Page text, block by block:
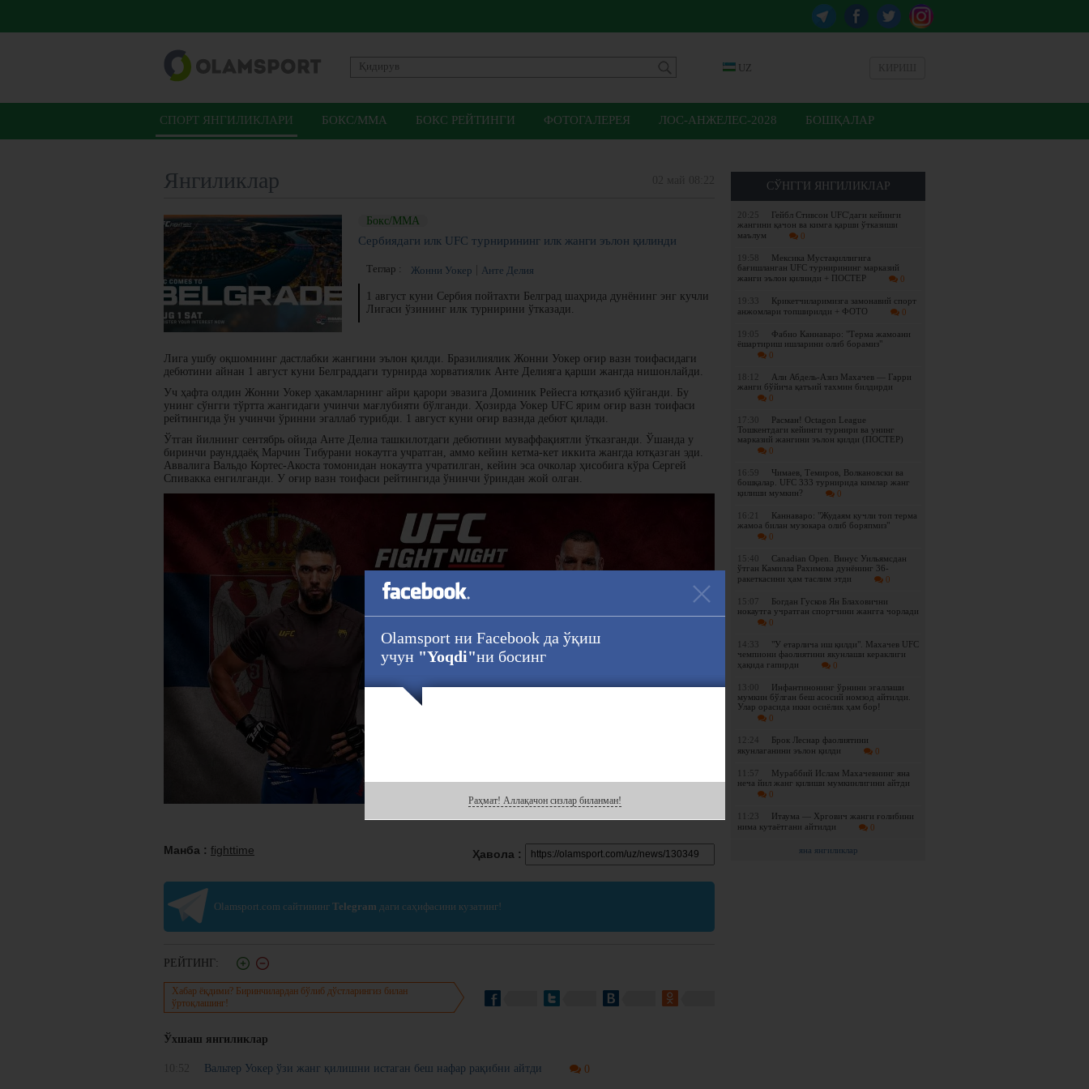
UZ
СПОРТ ЯНГИЛИКЛАРИ БОКС/ММА БОКС РЕЙТИНГИ ФОТОГАЛЕРЕЯ ЛОС-АНЖЕЛЕС-2028 БОШҚАЛАР
СЎНГГИ ЯНГИЛИКЛАР
20:25
Гейбл Стивсон UFC'даги кейинги
жангини қачон ва кимга қарши ўтказиши
маълум
0
19:58
Мексика Мустақиллигига
бағишланган UFC турнирининг марказий
жанги эълон қилинди + ПОСТЕР
0
19:33
Крикетчиларимизга замонавий спорт
анжомлари топширилди + ФОТО
0
19:05
Фабио Каннаваро: "Терма жамоани
ёшартириш ишларини олиб борамиз"
0
18:12
Али Абдель-Азиз Махачев — Гарри
жанги бўйича қатъий тахмин билдирди
0
17:30
Расман! Octagon League
Тошкентдаги кейинги турнири ва унинг
марказий жангини эълон қилди (ПОСТЕР)
0
16:59
Чимаев, Темиров, Волкановски ва
бошқалар. UFC 333 турнирида кимлар жанг
қилиши мумкин?
0
16:21
Каннаваро: "Жудаям кучли топ терма
жамоа билан музокара олиб боряпмиз"
0
15:40
Canadian Open. Винус Уильямсдан
ўтган Камилла Рахимова дунёнинг 36-
ракеткасини ҳам таслим этди
0
15:07
Богдан Гусков Ян Блаховични
нокаутга учратган спортчини жангга чорлади
0
14:33
"У етарлича иш қилди". Махачев UFC
чемпиони фаолиятини якунлаши кераклиги
ҳақида гапирди
0
13:00
Инфантинонинг ўрнини эгаллаши
мумкин бўлган беш асосий номзод айтилди.
Улар орасида икки осиёлик ҳам бор!
0
12:24
Брок Леснар фаолиятини
якунлаганини эълон қилди
0
11:57
Мураббий Ислам Махачевнинг яна
неча йил жанг қилиши мумкинлигини айтди
0
11:23
Итаума — Хргович жанги ғолибини
нима кутаётгани айтилди
0
яна янгиликлар
Янгиликлар
Бокс/ММА
Сербиядаги илк UFC турнирининг илк жанги эълон қилинди
Теглар : Жонни Уокер Анте Делия
1 август куни Сербия пойтахти Белград шаҳрида дунёнинг энг кучли
Лигаси ўзининг илк турнирини ўтказади.
Лига ушбу оқшомнинг дастлабки жангини эълон қилди. Бразилиялик Жонни Уокер оғир вазн тоифасидаги
дебютини айнан 1 август куни Белграддаги турнирда хорватиялик Анте Делияга қарши жангда нишонлайди.
Уч ҳафта олдин Жонни Уокер ҳакамларнинг айри қарори эвазига Доминик Рейесга ютқазиб қўйганди. Бу
унинг сўнгги тўртта жангидаги учинчи мағлубияти бўлганди. Ҳозирда Уокер UFC ярим оғир вазн тоифаси
рейтингида ўн учинчи ўринни эгаллаб турибди. 1 август куни оғир вазнда дебют қилади.
Ўтган йилнинг сентябрь ойида Анте Делиа ташкилотдаги дебютини муваффақиятли ўтказганди. Ўшанда у
биринчи раунддаёқ Марчин Тибурани нокаутга учратган, аммо кейин кетма-кет иккита жангда ютқазган эди.
Аввалига Вальдо Кортес-Акоста томонидан нокаутга учратилган, кейин эса очколар ҳисобига кўра Сергей
Спивакка енгилганди. У оғир вазн тоифаси рейтингида ўнинчи ўриндан жой олган.
Ҳавола :
Манба : fighttime
Olamsport.com сайтининг Telegram даги саҳифасини кузатинг!
РЕЙТИНГ:
Хабар ёқдими? Биринчилардан бўлиб дўстларингиз билан
ўртоқлашинг!
Ўхшаш янгиликлар
Вальтер Уокер ўзи жанг қилишни истаган беш нафар рақибни айтди 0
Olamsport ни Facebook да ўқиш
учун "Yoqdi"ни босинг
Раҳмат! Аллақачон сизлар биланман!